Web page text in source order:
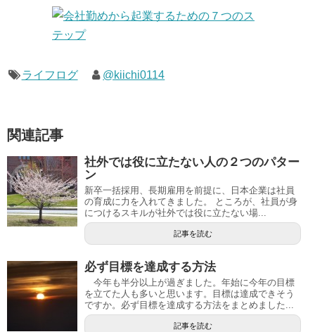
ライフログ @kiichi0114
関連記事
社外では役に立たない人の２つのパター
ン
新卒一括採用、長期雇用を前提に、日本企業は社員
の育成に力を入れてきました。 ところが、社員が身
につけるスキルが社外では役に立たない場...
記事を読む
必ず目標を達成する方法
今年も半分以上が過ぎました。年始に今年の目標
を立てた人も多いと思います。目標は達成できそう
ですか。必ず目標を達成する方法をまとめました...
記事を読む